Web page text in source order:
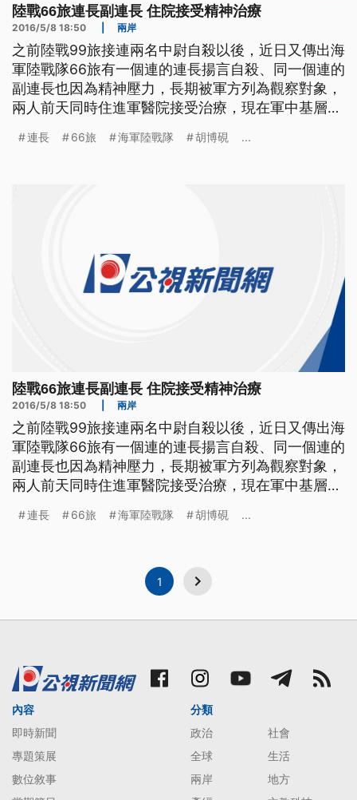
陸戰66旅連長副連長 住院接受精神治療
2016/5/8 18:50 兩岸
之前陸戰99旅接連兩名中尉自殺以後，近日又傳出海
軍陸戰隊66旅有一個連的連長揚言自殺、同一個連的
副連長也因為精神壓力，長期被軍方列為觀察對象，
兩人前天同時住進軍醫院接受治療，現在軍中基層幹
戰隊是國家重要戰力，不過之前陸戰99旅接連兩名中
連長 66旅 海軍陸戰隊 胡博硯 ...
陸戰66旅連長副連長 住院接受精神治療
2016/5/8 18:50 兩岸
之前陸戰99旅接連兩名中尉自殺以後，近日又傳出海
軍陸戰隊66旅有一個連的連長揚言自殺、同一個連的
副連長也因為精神壓力，長期被軍方列為觀察對象，
兩人前天同時住進軍醫院接受治療，現在軍中基層幹
戰隊是國家重要戰力，不過之前陸戰99旅接連兩名中
連長 66旅 海軍陸戰隊 胡博硯 ...
1
內容
即時新聞
專題策展
數位敘事
分類
政治
社會
全球
生活
兩岸
地方